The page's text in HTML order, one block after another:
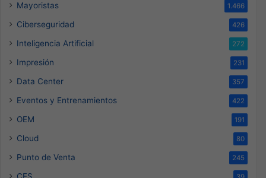
Mayoristas 1.466
Ciberseguridad 426
Inteligencia Artificial 272
Impresión 231
Data Center 357
Eventos y Entrenamientos 422
OEM 191
Cloud 80
Punto de Venta 245